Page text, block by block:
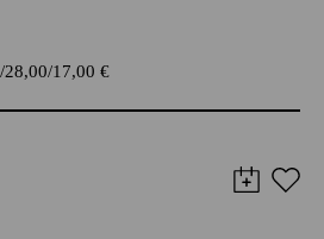
28,00 17,00 €